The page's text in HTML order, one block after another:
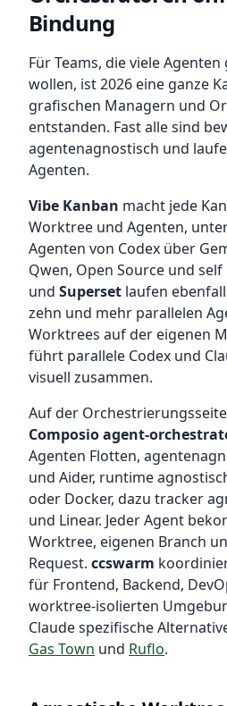
Bindung
Für Teams, die viele
wollen, ist 2026 eine ganze
grafischen Managern und
entstanden. Fast alle sind
agentenagnostisch und
Agenten.
Vibe Kanban macht jede
Worktree und Agenten,
Agenten von Codex über
Qwen, Open Source und
und Superset laufen
zehn und mehr parallelen
Worktrees auf der eigenen
führt parallele Codex und
visuell zusammen.
Auf der
Composio agent-
Agenten Flotten,
und Aider, runtime
oder Docker, dazu tracker
und Linear. Jeder Agent
Worktree, eigenen Branch
Request. ccswarm
für Frontend, Backend,
worktree-isolierten
Claude spezifische
Gas Town und Ruflo.